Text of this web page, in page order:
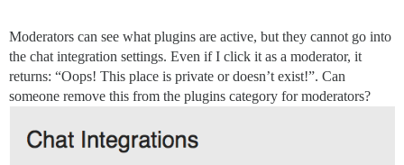
Moderators can see what plugins are active, but they cannot go into
the chat integration settings. Even if I click it as a moderator, it
returns: “Oops! This place is private or doesn’t exist!”. Can
someone remove this from the plugins category for moderators?